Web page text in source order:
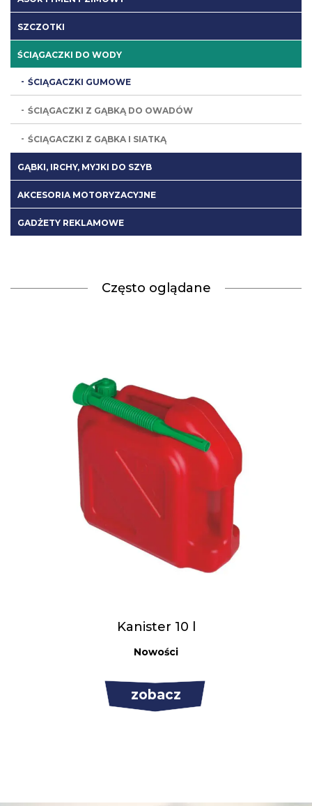
SZCZOTKI
ŚCIĄGACZKI DO WODY
ŚCIĄGACZKI GUMOWE
ŚCIĄGACZKI Z GĄBKĄ DO OWADÓW
ŚCIĄGACZKI Z GĄBKA I SIATKĄ
GĄBKI, IRCHY, MYJKI DO SZYB
AKCESORIA MOTORYZACYJNE
GADŻETY REKLAMOWE
Często oglądane
Kanister 10 l
Nowości
zobacz